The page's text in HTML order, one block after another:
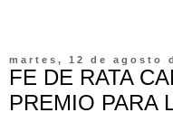
martes, 12 de agosto
FE DE RATA
PREMIO PARA